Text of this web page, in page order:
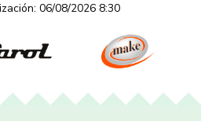
06/08/2026 8:30